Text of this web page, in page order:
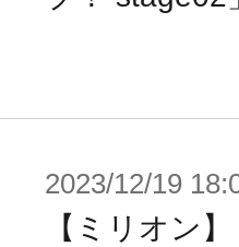
2023/12/19
【ミリオン